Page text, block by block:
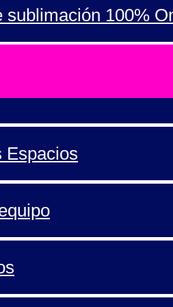
sublimación 100%
Espacios